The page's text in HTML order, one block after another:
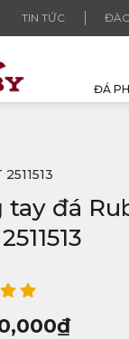
TIN TỨC
ĐÁ
tay đá
₫